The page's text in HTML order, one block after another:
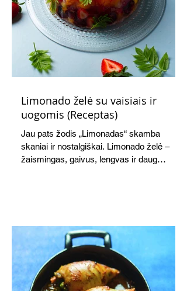
Limonado želė su vaisiais ir
uogomis (Receptas)
Jau pats žodis „Limonadas“ skamba
skaniai ir nostalgiškai. Limonado želė –
žaismingas, gaivus, lengvas ir daug